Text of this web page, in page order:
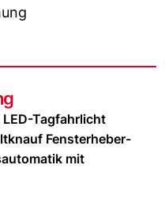
Tagfahrlicht
Fensterheber-
mit